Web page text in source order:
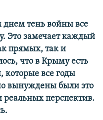
тень войны все
Это замечает каждый
прямых, так и
что в Крыму есть
которые все годы
вынуждены были это
реальных перспектив.